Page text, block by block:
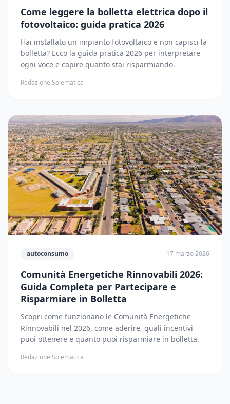
Come leggere la bolletta elettrica dopo il
fotovoltaico: guida pratica 2026
Hai installato un impianto fotovoltaico e non capisci la
bolletta? Ecco la guida pratica 2026 per interpretare
ogni voce e capire quanto stai risparmiando.
Redazione Solematica
autoconsumo 17 marzo 2026
Comunità Energetiche Rinnovabili 2026:
Guida Completa per Partecipare e
Risparmiare in Bolletta
Scopri come funzionano le Comunità Energetiche
Rinnovabili nel 2026, come aderire, quali incentivi
puoi ottenere e quanto puoi risparmiare in bolletta.
Redazione Solematica